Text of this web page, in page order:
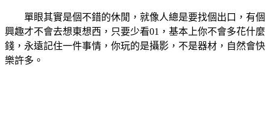
單眼其實是個不錯的休閒，就像人總是要找個出口，有個
興趣才不會去想東想西，只要少看01，基本上你不會多花什麼
錢，永遠記住一件事情，你玩的是攝影，不是器材，自然會快
樂許多。